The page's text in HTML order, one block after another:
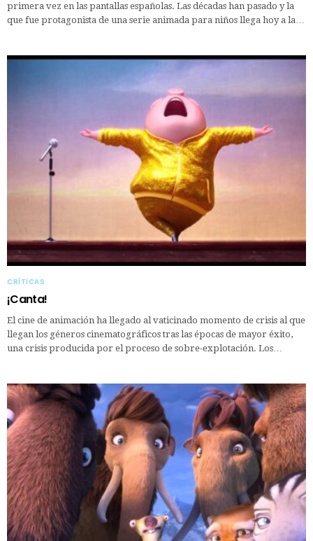
primera vez en las pantallas españolas. Las décadas han pasado y la
que fue protagonista de una serie animada para niños llega hoy a la…
CRÍTICAS
¡Canta!
El cine de animación ha llegado al vaticinado momento de crisis al que
llegan los géneros cinematográficos tras las épocas de mayor éxito,
una crisis producida por el proceso de sobre-explotación. Los…